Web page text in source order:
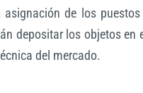
de los
depositar los objetos
del mercado.